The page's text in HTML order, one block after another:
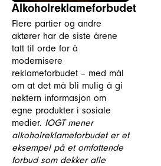
Alkoholreklameforbudet
Flere partier og andre
aktører har de siste årene
tatt til orde for å
modernisere
reklameforbudet – med mål
om at det må bli mulig å gi
nøktern informasjon om
egne produkter i sosiale
medier. IOGT mener
alkoholreklameforbudet er et
eksempel på et omfattende
forbud som dekker alle